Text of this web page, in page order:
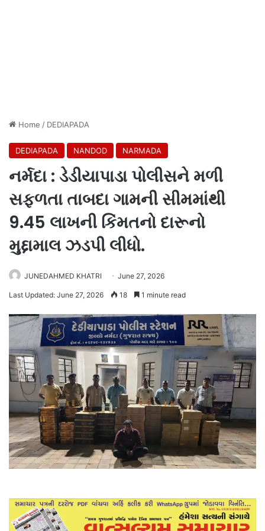
Home / DEDIAPADA
DEDIAPADA NANDOD NARMADA
નર્મદા : ડેડીયાપાડા પોલીસને મળી
સફળતા તાબદા ગામની સીમમાંથી
9.45 લાખની કિંમતનો દારૂનો
મુદ્દામાલ ઝડપી લીધો.
JUNEDAHMED KHATRI June 27, 2026
Last Updated: June 27, 2026 18 1 minute read